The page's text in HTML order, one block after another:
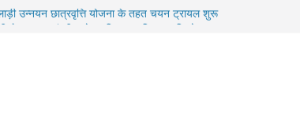
उन्नयन छात्रवृत्ति योजना के तहत चयन ट्रायल शुरू
आपदा मित्र कैडेट्स का हुआ है चयन
की सबसे बड़ी ताकत : मुख्यमंत्री पुष्कर सिंह धामी
बनाने के संकल्प को करना होगा साकार- मुख्यमंत्री